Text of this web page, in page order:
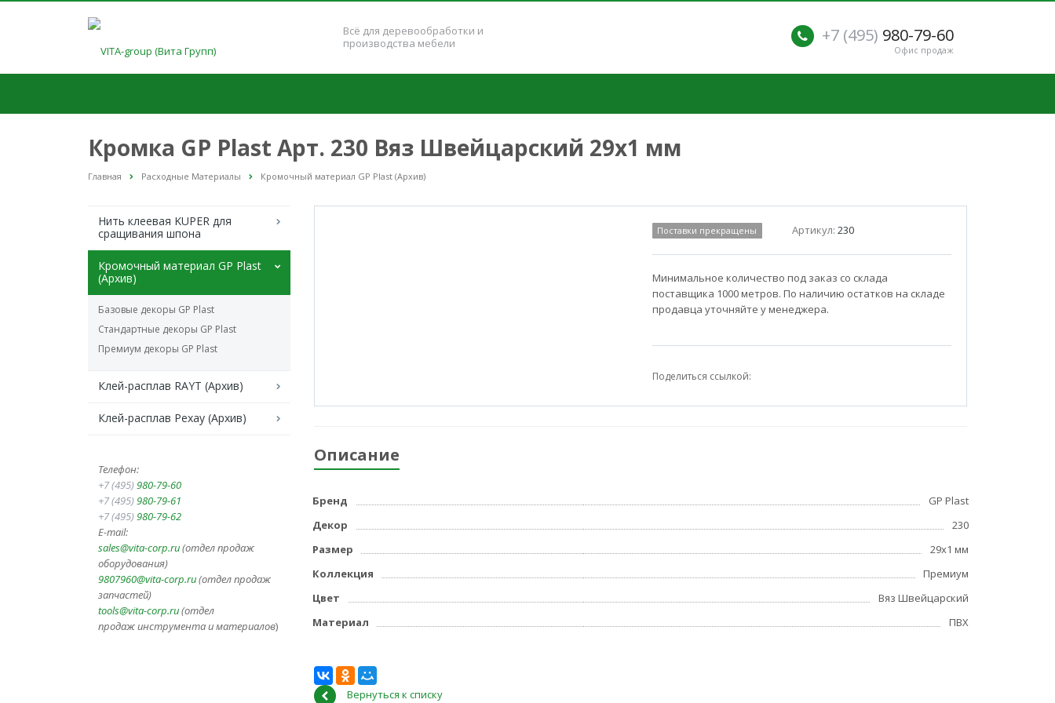
Всё для деревообработки и
производства мебели
+7 (495) 980-79-60
Офис продаж
Кромка GP Plast Арт. 230 Вяз Швейцарский 29x1 мм
Главная Расходные Материалы Кромочный материал GP Plast (Архив)
Нить клеевая KUPER для
сращивания шпона
Кромочный материал GP Plast
(Архив)
Базовые декоры GP Plast
Стандартные декоры GP Plast
Премиум декоры GP Plast
Клей-расплав RAYT (Архив)
Клей-расплав Рехау (Архив)
Телефон:
+7 (495) 980-79-60
+7 (495) 980-79-61
+7 (495) 980-79-62
E-mail:
sales@vita-corp.ru(отдел продаж
оборудования)
9807960@vita-corp.ru(отдел продаж
запчастей)
tools@vita-corp.ru(отдел
продаж инструмента иматериалов)
Поставки прекращены Артикул: 230
Минимальное количество под заказ со склада
поставщика 1000 метров. По наличию остатков на складе
продавца уточняйте у менеджера.
Поделиться ссылкой:
Описание
Бренд
GP Plast
Декор
230
Размер
29x1 мм
Коллекция
Премиум
Цвет
Вяз Швейцарский
Материал
ПВХ
Вернуться к списку